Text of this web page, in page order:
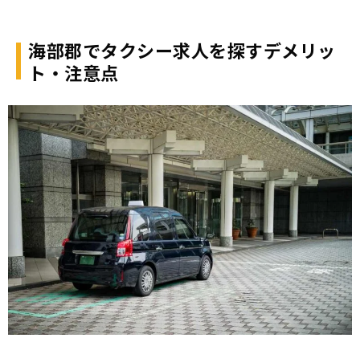
海部郡でタクシー求人を探すデメリッ
ト・注意点